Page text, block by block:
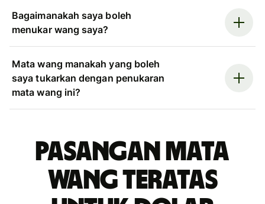
Bagaimanakah saya boleh
menukar wang saya?
Mata wang manakah yang boleh
saya tukarkan dengan penukaran
mata wang ini?
Pasangan mata
wang teratas